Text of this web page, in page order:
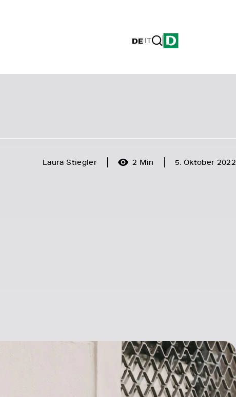
DE|IT
Laura Stiegler 2 Min 5. Oktober 2022